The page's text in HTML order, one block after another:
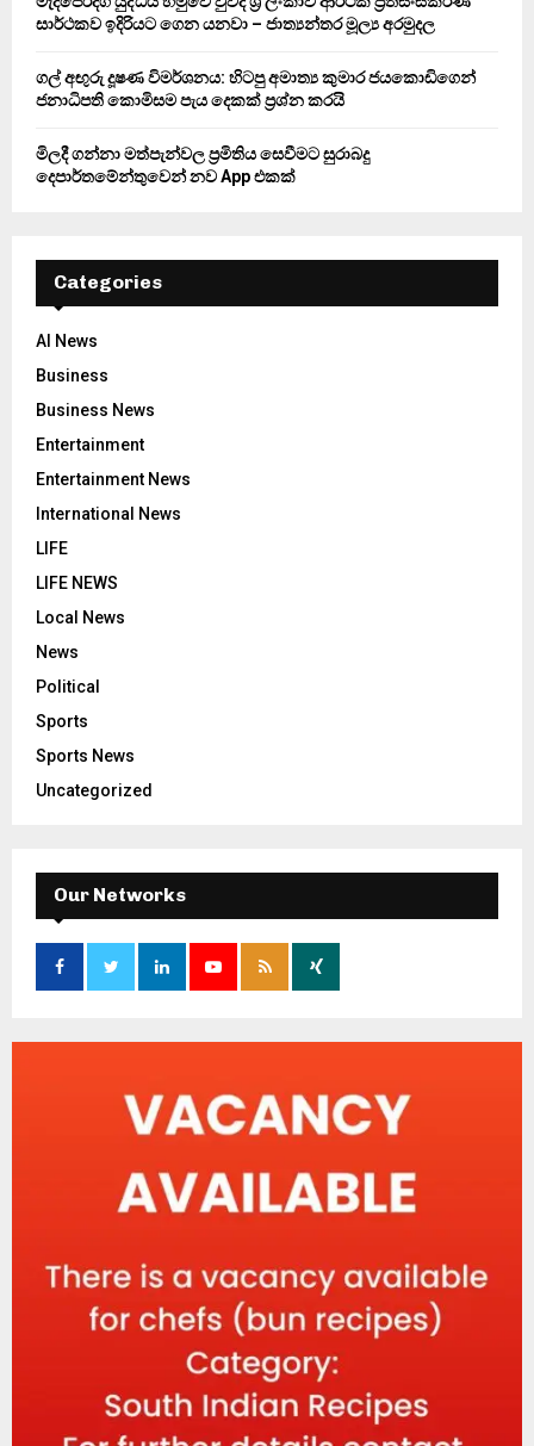
සාර්ථකව ඉදිරියට ගෙන යනවා – ජාත්‍යන්තර මූල්‍ය අරමුදල
ගල් අඟුරු දූෂණ විමර්ශනය: හිටපු අමාත්‍ය කුමාර ජයකොඩිගෙන්
ජනාධිපති කොමිසම පැය දෙකක් ප්‍රශ්න කරයි
මිලදී ගන්නා මත්පැන්වල ප්‍රමිතිය සෙවීමට සුරාබදු
දෙපාර්තමේන්තුවෙන් නව App එකක්
Categories
AI News
Business
Business News
Entertainment
Entertainment News
International News
LIFE
LIFE NEWS
Local News
News
Political
Sports
Sports News
Uncategorized
Our Networks